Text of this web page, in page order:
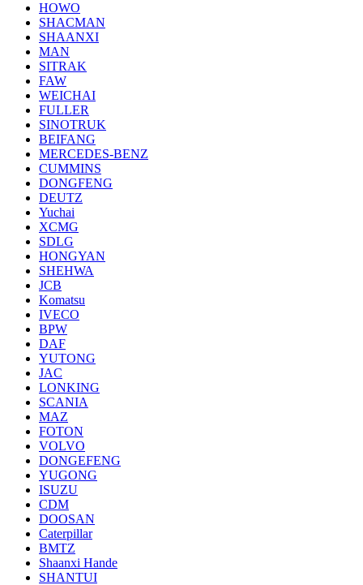
HOWO
SHACMAN
SHAANXI
MAN
SITRAK
FAW
WEICHAI
FULLER
SINOTRUK
BEIFANG
MERCEDES-BENZ
CUMMINS
DONGFENG
DEUTZ
Yuchai
XCMG
SDLG
HONGYAN
SHEHWA
JCB
Komatsu
IVECO
BPW
DAF
YUTONG
JAC
LONKING
SCANIA
MAZ
FOTON
VOLVO
DONGEFENG
YUGONG
ISUZU
CDM
DOOSAN
Caterpillar
BMTZ
Shaanxi Hande
SHANTUI